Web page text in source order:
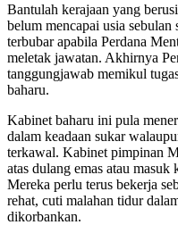
Bantulah kerajaan yang
belum mencapai usia sebulan
terbubar apabila Perdana
meletak jawatan. Akhirnya
tanggungjawab memikul
baharu.
Kabinet baharu ini pula
dalam keadaan sukar
terkawal. Kabinet pimpinan
atas dulang emas atau masuk
Mereka perlu terus bekerja
rehat, cuti malahan tidur
dikorbankan.